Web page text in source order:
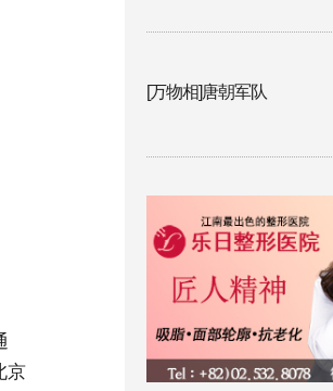
京
[万物相]唐朝军队